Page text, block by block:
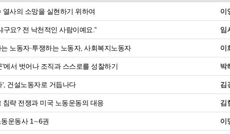
열사의 소망을 실현하기 위하여 이
구요? 전 낙천적인 사람이예요.” 임
노동자·투쟁하는 노동자, 사회복지노동자 이
'에서 벗어나 조직과 스스로를 성찰하기 박
', 건설노동자로 거듭나다 김
침략 전쟁과 미국 노동운동의 대응 김
동운동사 1∼6권 이